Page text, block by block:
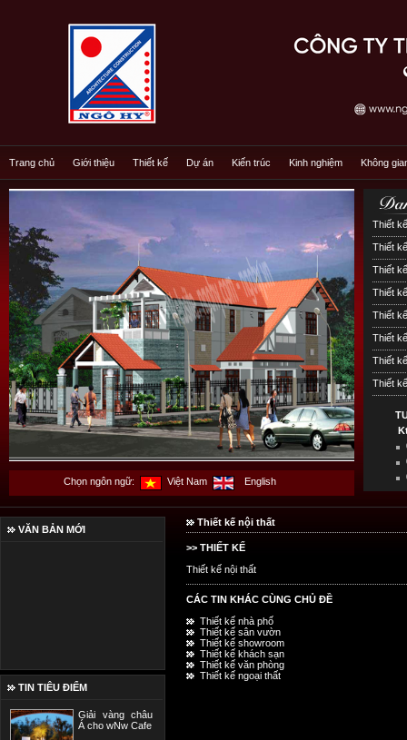
Trang chủ Giới thiệu Thiết kế Dự án Kiến trúc Kinh nghiệm Không
Chọn ngôn ngữ: Việt Nam English
Thiết
Thiết
Thiết
Thiết
Thiết
Thiết
Thiết
Thiết
VĂN BẢN MỚI
TIN TIÊU ĐIỂM
Giải vàng châu
Á cho wNw Cafe
Thiết kế nội thất
>> THIẾT KẾ
Thiết kế nội thất
CÁC TIN KHÁC CÙNG CHỦ ĐỀ
Thiết kế nhà phố
Thiết kế sân vườn
Thiết kế showroom
Thiết kế khách sạn
Thiết kế văn phòng
Thiết kế ngoại thất